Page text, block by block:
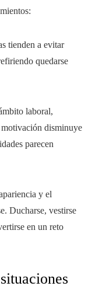
tienden a evitar
quedarse
laboral,
disminuye
parecen
y el
Ducharse, vestirse
en un reto